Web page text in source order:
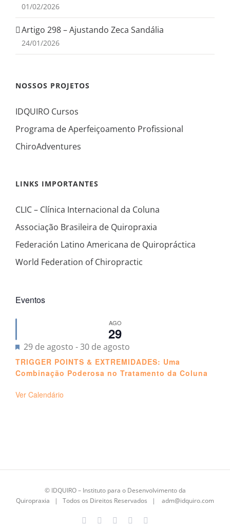
01/02/2026
Artigo 298 – Ajustando Zeca Sandália
24/01/2026
NOSSOS PROJETOS
IDQUIRO Cursos
Programa de Aperfeiçoamento Profissional
ChiroAdventures
LINKS IMPORTANTES
CLIC – Clínica Internacional da Coluna
Associação Brasileira de Quiropraxia
Federación Latino Americana de Quiropráctica
World Federation of Chiropractic
Eventos
AGO
29
Destacado
29 de agosto -30 de agosto
TRIGGER POINTS & EXTREMIDADES: Uma
Combinação Poderosa no Tratamento da Coluna
Ver Calendário
© IDQUIRO– Instituto para o Desenvolvimento da
Quiropraxia | Todos os Direitos Reservados | adm@idquiro.com
FacebookInstagram LinkedIn